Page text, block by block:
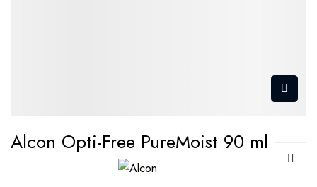
Alcon Opti-Free PureMoist 90 ml